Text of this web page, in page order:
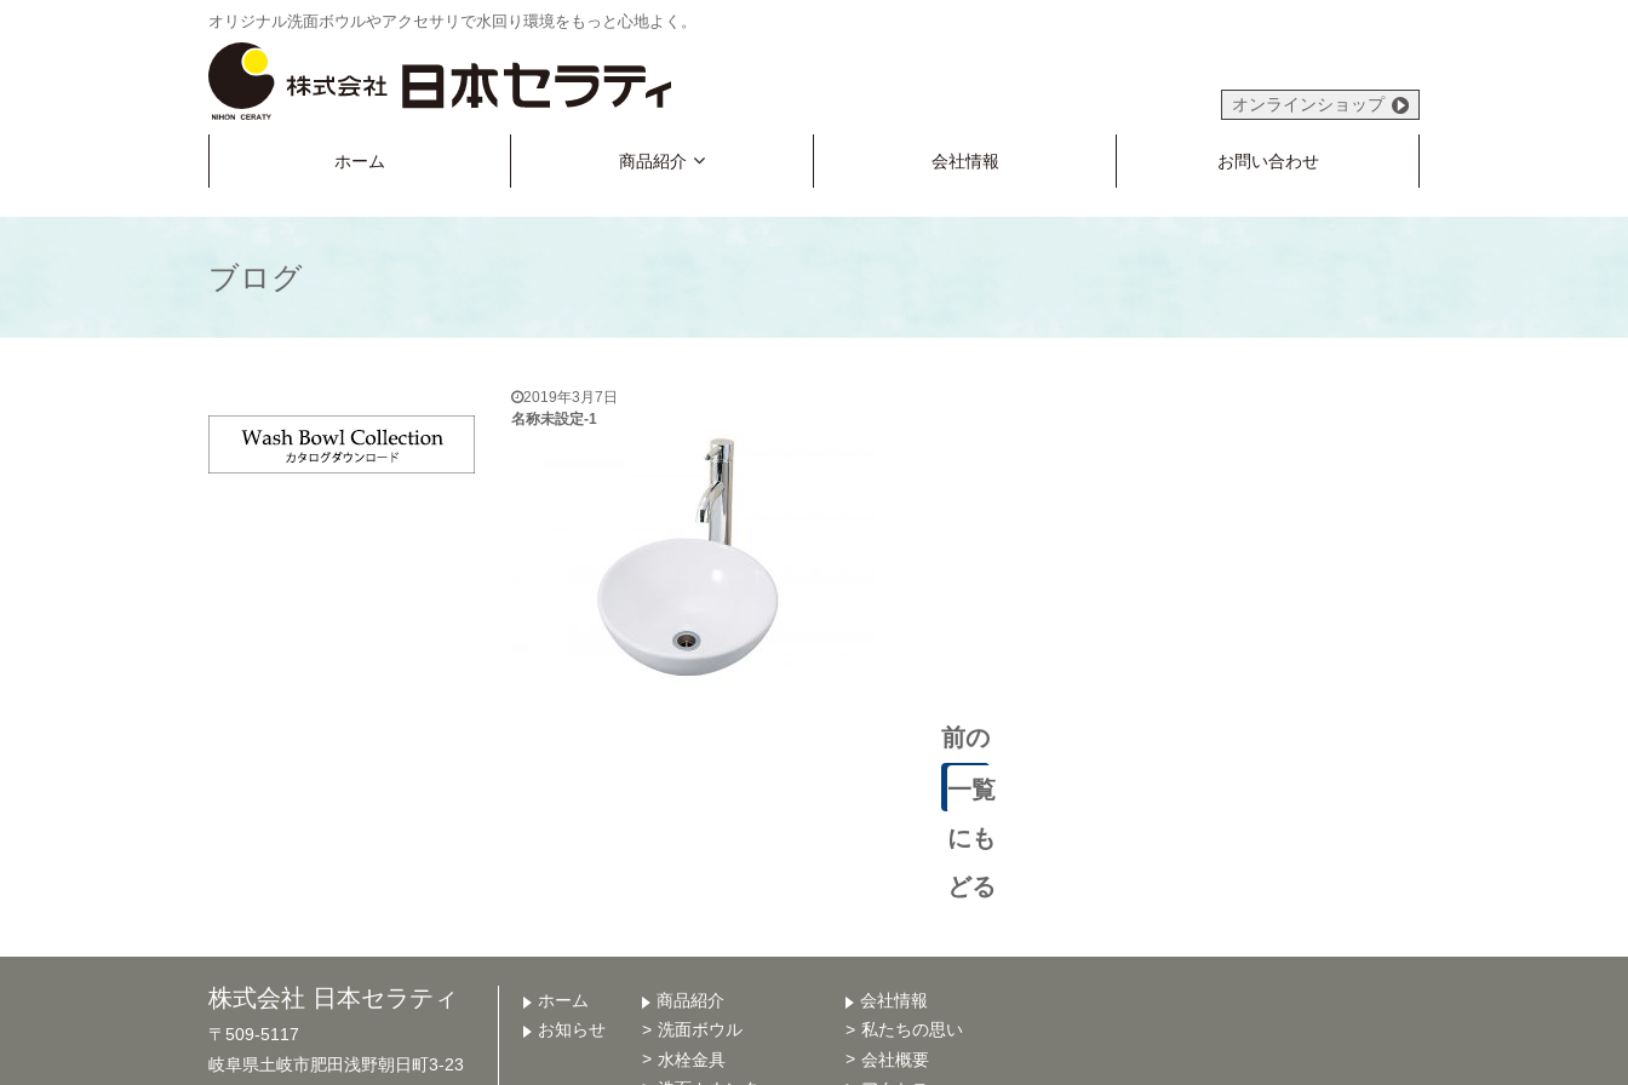
オリジナル洗面ボウルやアクセサリで水回り環境をもっと心地よく。
オンラインショップ
ホーム 商品紹介 会社情報 お問い合わせ
ブログ
2019年3月7日
名称未設定-1
前の
記事
一覧
にも
どる
株式会社 日本セラティ
〒509-5117
岐阜県土岐市肥田浅野朝日町3-23
ホーム
お知らせ
商品紹介
洗面ボウル
水栓金具
会社情報
私たちの思い
会社概要